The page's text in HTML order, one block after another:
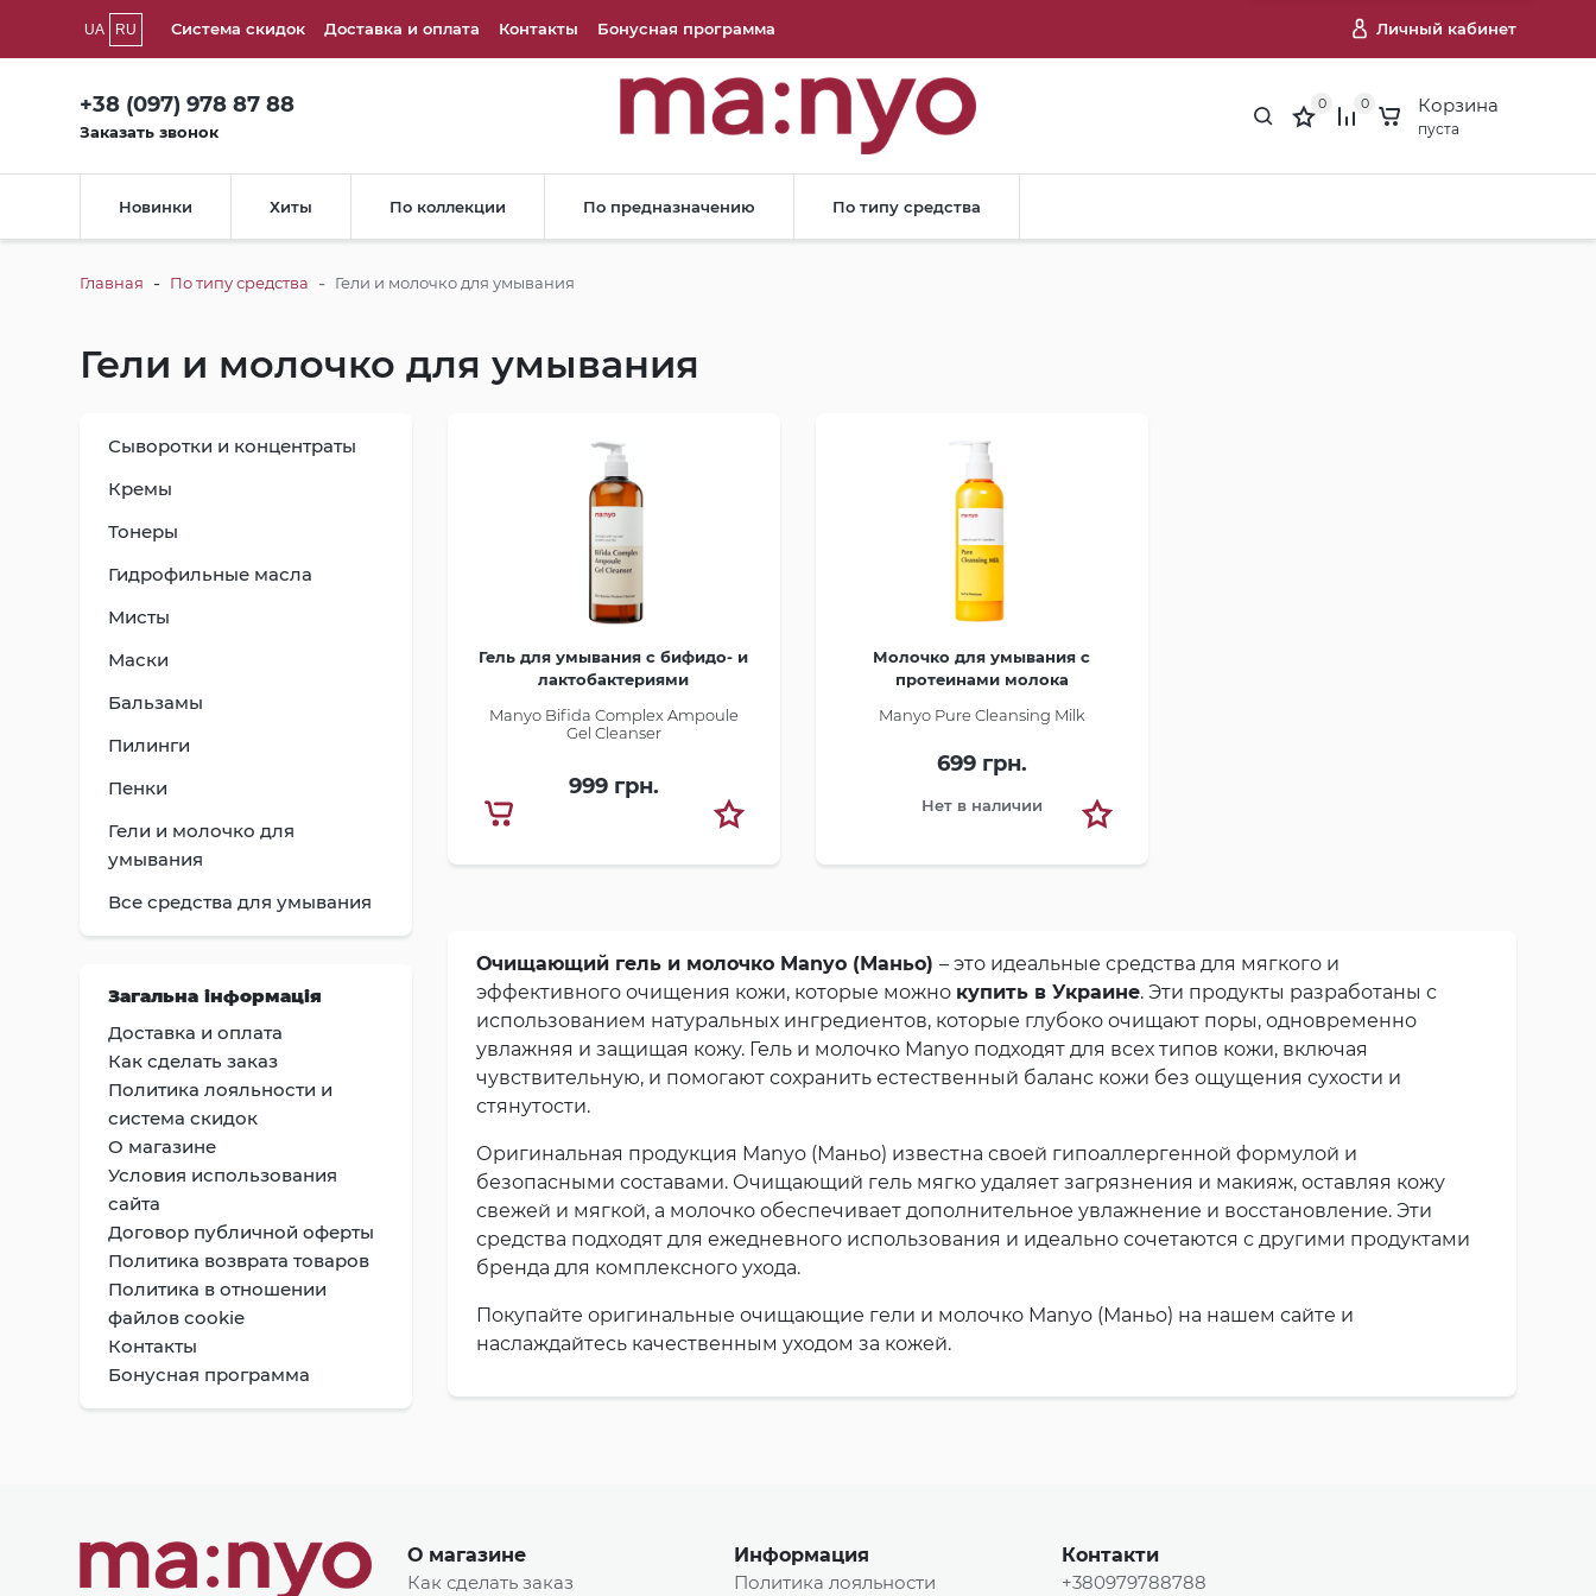
UA RU Система скидок Доставка и оплата Контакты Бонусная программа Личный кабинет
+38 (097) 978 87 88
Заказать звонок
0 0 Корзина
пуста
Новинки Хиты По коллекции По предназначению По типу средства
Главная - По типу средства - Гели и молочко для умывания
Гели и молочко для умывания
Сыворотки и концентраты
Кремы
Тонеры
Гидрофильные масла
Мисты
Маски
Бальзамы
Пилинги
Пенки
Гели и молочко для
умывания
Все средства для умывания
Загальна інформація
Доставка и оплата
Как сделать заказ
Политика лояльности и
система скидок
О магазине
Условия использования
сайта
Договор публичной оферты
Политика возврата товаров
Политика в отношении
файлов cookie
Контакты
Бонусная программа
Гель для умывания с бифидо- и
лактобактериями
Manyo Bifida Complex Ampoule
Gel Cleanser
999 грн.
Молочко для умывания с
протеинами молока
Manyo Pure Cleansing Milk
699 грн.
Нет в наличии
Очищающий гель и молочко Manyo (Маньо) – это идеальные средства для мягкого и
эффективного очищения кожи, которые можно купить в Украине. Эти продукты разработаны с
использованием натуральных ингредиентов, которые глубоко очищают поры, одновременно
увлажняя и защищая кожу. Гель и молочко Manyo подходят для всех типов кожи, включая
чувствительную, и помогают сохранить естественный баланс кожи без ощущения сухости и
стянутости.
Оригинальная продукция Manyo (Маньо) известна своей гипоаллергенной формулой и
безопасными составами. Очищающий гель мягко удаляет загрязнения и макияж, оставляя кожу
свежей и мягкой, а молочко обеспечивает дополнительное увлажнение и восстановление. Эти
средства подходят для ежедневного использования и идеально сочетаются с другими продуктами
бренда для комплексного ухода.
Покупайте оригинальные очищающие гели и молочко Manyo (Маньо) на нашем сайте и
наслаждайтесь качественным уходом за кожей.
О магазине
Как сделать заказ
Информация
Политика лояльности
Контакти
+380979788788